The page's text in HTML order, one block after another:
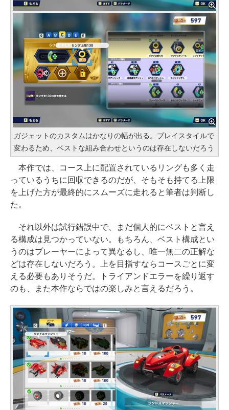
ガジェットのカスタムはかなりの幅が出る。プレイスタイルで
変わるため、ベストな組み合わせというのは存在しないだろう
本作では、コース上に配置されているリングも多く走
っているうちに回収できるのだが、そもそも持てる上限
を上げた方が最終的にスムーズに走れると筆者は判断し
た。
それ以外は試行錯誤中で、まだ個人的にベストと言え
る構成は見つかっていない。もちろん、ベスト構成とい
うのはプレーヤーによって異なるし、唯一無二の正解な
どは存在しないだろう。上を目指すならコースごとに変
える必要もありそうだ。トライアンドエラーを繰り返す
のも、また本作ならではの楽しみと言えるだろう。